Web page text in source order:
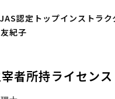
認定トップインストラク
紀子
者所持ライセンス